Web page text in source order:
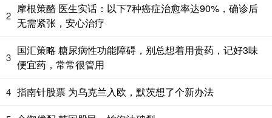
2
摩根策酪 医生实话：以下7种癌症治愈率达90%，确诊后
无需紧张，安心治疗
3
国汇策略 糖尿病性功能障碍，别总想着用贵药，记好3味
便宜药，常常很管用
4 指南针股票 为乌克兰入欧，默茨想了个新办法